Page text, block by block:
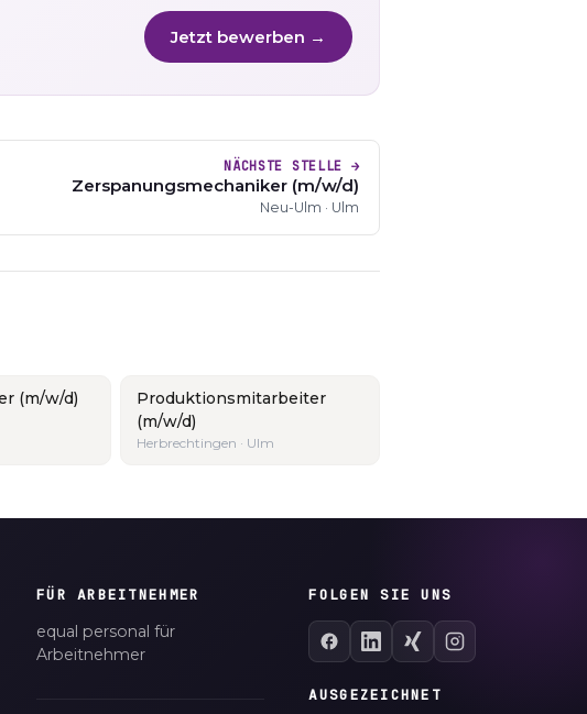
Jetzt bewerben →
NÄCHSTE STELLE →
Zerspanungsmechaniker (m/w/d)
Neu-Ulm · Ulm
(m/w/d)
Produktionsmitarbeiter
(m/w/d)
Herbrechtingen · Ulm
FÜR ARBEITNEHMER
equal personal für
Arbeitnehmer
FOLGEN SIE UNS
AUSGEZEICHNET